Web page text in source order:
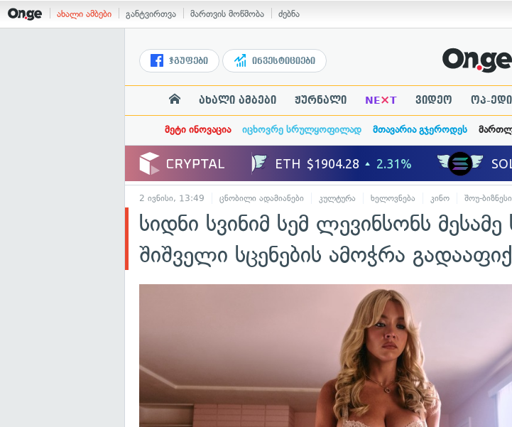
ახალი ამბები განტვირთვა მართვის მოწმობა ძებნა
ჯგუფები ინვესტიციები
ახალი ამბები ჟურნალი NE×T ვიდეო ოპ-ედი
მეტი ინოვაცია იცხოვრე სრულყოფილად მთავარია გჯეროდეს
2 ივნისი, 13:49 ცნობილი ადამიანები კულტურა ხელოვნება კინო შოუ-ბიზნესი
სიდნი სვინიმ სემ ლევინსონს
შიშველი სცენების ამოჭრა